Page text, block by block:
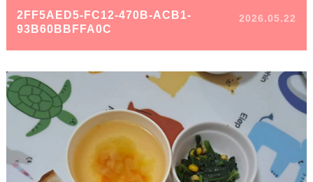
2026.05.22
2FF5AED5-FC12-470B-ACB1-
93B60BBFFA0C